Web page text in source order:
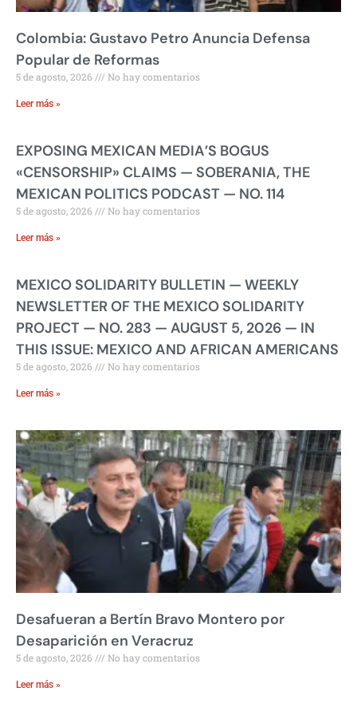
Colombia: Gustavo Petro Anuncia Defensa
Popular de Reformas
5 de agosto, 2026 No hay comentarios
Leer más »
EXPOSING MEXICAN MEDIA’S BOGUS
«CENSORSHIP» CLAIMS — SOBERANIA, THE
MEXICAN POLITICS PODCAST — NO. 114
5 de agosto, 2026 No hay comentarios
Leer más »
MEXICO SOLIDARITY BULLETIN — WEEKLY
NEWSLETTER OF THE MEXICO SOLIDARITY
PROJECT — NO. 283 — AUGUST 5, 2026 — IN
THIS ISSUE: MEXICO AND AFRICAN AMERICANS
5 de agosto, 2026 No hay comentarios
Leer más »
Desafueran a Bertín Bravo Montero por
Desaparición en Veracruz
5 de agosto, 2026 No hay comentarios
Leer más »